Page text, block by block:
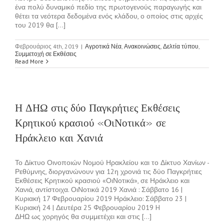
ένα πολύ δυναμικό πεδίο της πρωτογενούς παραγωγής και
θέτει τα νεότερα δεδομένα ενός κλάδου, ο οποίος στις αρχές
του 2019 θα [...]
Φεβρουάριος 4th, 2019 | Αγροτικά Νέα Ανακοινώσεις Δελτία τύπου
Συμμετοχή σε Εκθέσεις
Read More
Η ΔΗΩ στις δύο Παγκρήτιες Εκθέσεις
Κρητικού κρασιού «ΟιΝοτικά» σε
Ηράκλειο και Χανιά
Το Δίκτυο Οινοποιών Νομού Ηρακλείου και το Δίκτυο Χανίων -
Ρεθύμνης, διοργανώνουν για 12η χρονιά τις δύο Παγκρήτιες
Εκθέσεις Κρητικού κρασιού «ΟιΝοτικά», σε Ηράκλειο και
Χανιά, αντίστοιχα. ΟιΝοτικά 2019 Χανιά : Σάββατο 16 |
Κυριακή 17 Φεβρουαρίου 2019 Ηράκλειο: Σάββατο 23 |
Κυριακή 24 | Δευτέρα 25 Φεβρουαρίου 2019 H
ΔΗΩ ως χορηγός θα συμμετέχει και στις [...]